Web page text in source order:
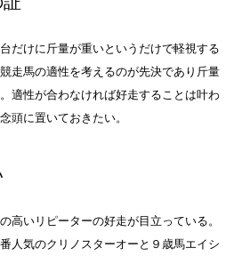
だけに斤量が重いというだけで軽視する
走馬の適性を考えるのが先決であり斤量
適性が合わなければ好走することは叶わ
頭に置いておきたい。
高いリピーターの好走が目立っている。
人気のクリノスターオーと９歳馬エイシ